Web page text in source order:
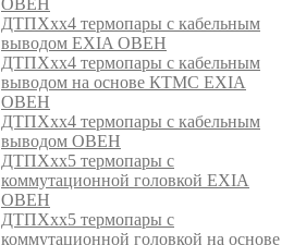
ДТПХхх4 термопары с кабельным
выводом EXIA ОВЕН
ДТПХхх4 термопары с кабельным
выводом на основе КТМС EXIA
ОВЕН
ДТПХхх4 термопары с кабельным
выводом ОВЕН
ДТПХхх5 термопары с
коммутационной головкой EXIA
ОВЕН
ДТПХхх5 термопары с
коммутационной головкой на основе